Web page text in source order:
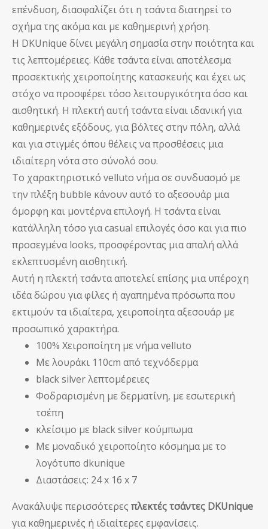
επένδυση, διασφαλίζει ότι η τσάντα διατηρεί το
σχήμα της ακόμα και με καθημερινή χρήση.
Η DKUnique δίνει μεγάλη σημασία στην ποιότητα και
τις λεπτομέρειες. Κάθε τσάντα είναι αποτέλεσμα
προσεκτικής χειροποίητης κατασκευής και έχει ως
στόχο να προσφέρει τόσο λειτουργικότητα όσο και
αισθητική. Η πλεκτή αυτή τσάντα είναι ιδανική για
καθημερινές εξόδους, για βόλτες στην πόλη, αλλά
και για στιγμές όπου θέλεις να προσθέσεις μια
ιδιαίτερη νότα στο σύνολό σου.
Το χαρακτηριστικό velluto νήμα σε συνδυασμό με
την πλέξη bubble κάνουν αυτό το αξεσουάρ μια
όμορφη και μοντέρνα επιλογή. Η τσάντα είναι
κατάλληλη τόσο για casual επιλογές όσο και για πιο
προσεγμένα looks, προσφέροντας μια απαλή αλλά
εκλεπτυσμένη αισθητική.
Αυτή η πλεκτή τσάντα αποτελεί επίσης μια υπέροχη
ιδέα δώρου για φίλες ή αγαπημένα πρόσωπα που
εκτιμούν τα ιδιαίτερα, χειροποίητα αξεσουάρ με
προσωπικό χαρακτήρα.
100% Χειροποίητη με νήμα velluto
Με λουράκι 110cm από τεχνόδερμα
black silver λεπτομέρειες
Φοδραρισμένη με δερματίνη, με εσωτερική
τσέπη
κλείσιμο με black silver κούμπωμα
Με μοναδικό χειροποίητο κόσμημα με το
λογότυπο dkunique
Διαστάσεις: 24 x 16 x 7
Ανακάλυψε περισσότερες πλεκτές τσάντες DKUnique
για καθημερινές ή ιδιαίτερες εμφανίσεις.